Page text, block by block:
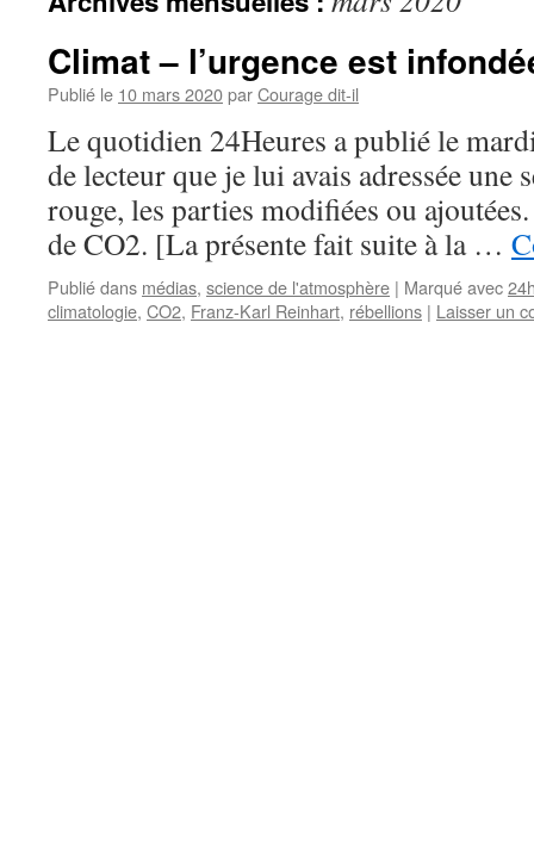
Climat – l’urgence est
Publié le 10 mars 2020parCourage dit-il
Le quotidien 24Heures a publié le
de lecteur que je lui avais adressée une
rouge, les parties modifiées ou
de CO2. [La présente fait suite à la …
Publié dans médias, science de l'atmosphère | Marqué avec
climatologie, CO2, Franz-Karl Reinhart, rébellions | Laisser un